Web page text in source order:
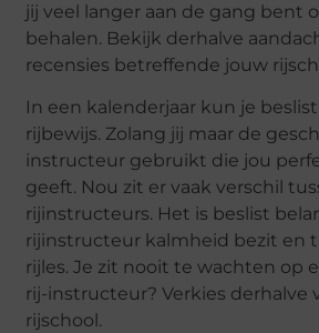
jij veel langer aan de gang bent
behalen. Bekijk derhalve
recensies betreffende jouw
In een kalenderjaar kun je
rijbewijs. Zolang jij maar de
instructeur gebruikt die jou
geeft. Nou zit er vaak verschil
rijinstructeurs. Het is beslist
rijinstructeur kalmheid bezit en
rijles. Je zit nooit te wachten op
rij-instructeur? Verkies derhalve
rijschool.